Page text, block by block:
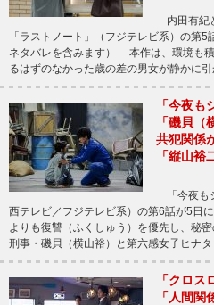
内田有紀
「ラストノート」（フジテレビ系）の第5
ネタバレを含みます） 本作は、環境も
るはずのなかった歳の差の男女が静かに
「今夜も
「磯貝
共犯関係
「縦山裕
「今夜も
西テレビ／フジテレビ系）の第6話が5
よりも復讐（ふくしゅう）を優先し、秘
刑事・磯貝（横山裕）と第六感女子ヒナ
「クロス
「人間